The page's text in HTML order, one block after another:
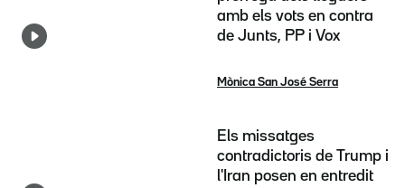
amb els vots en contra
de Junts, PP i Vox
Mònica San José Serra
Els missatges
contradictoris de Trump i
l'Iran posen en entredit